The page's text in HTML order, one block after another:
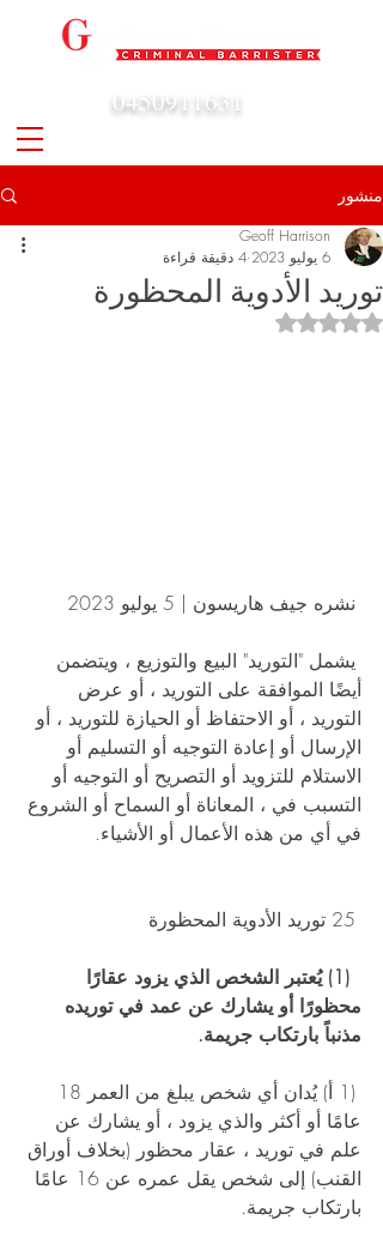
0450911631
منشور
توريد الأدوية المحظورة
Geoff Harrison
6 يوليو 2023
4 دقيقة قراءة
تم التقييم بـ ليس رقمًا من أصل 5 نجوم.
يشمل "التوريد" البيع والتوزيع ، ويتضمن
أيضًا الموافقة على التوريد ، أو عرض
التوريد ، أو الاحتفاظ أو الحيازة للتوريد ، أو
الإرسال أو إعادة التوجيه أو التسليم أو
الاستلام للتزويد أو التصريح أو التوجيه أو
التسبب في ، المعاناة أو السماح أو الشروع
في أي من هذه الأعمال أو الأشياء.
(1) يُعتبر الشخص الذي يزود عقارًا
محظورًا أو يشارك عن عمد في توريده
مذنباً بارتكاب جريمة.
عامًا أو أكثر والذي يزود ، أو يشارك عن
علم في توريد ، عقار محظور (بخلاف أوراق
القنب) إلى شخص يقل عمره عن 16 عامًا
بارتكاب جريمة.